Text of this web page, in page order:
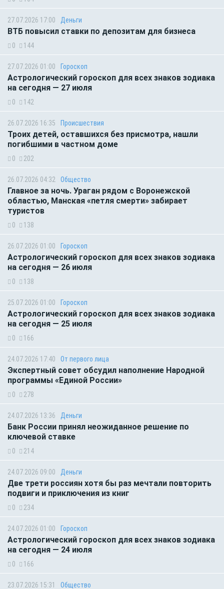
27.07.2026 17:00 Деньги
ВТБ повысил ставки по депозитам для бизнеса
0 144
27.07.2026 01:00 Гороскоп
Астрологический гороскоп для всех знаков зодиака
на сегодня — 27 июля
0 142
26.07.2026 16:35 Происшествия
Троих детей, оставшихся без присмотра, нашли
погибшими в частном доме
0 202
26.07.2026 04:32 Общество
Главное за ночь. Ураган рядом с Воронежской
областью, Манская «петля смерти» забирает
туристов
0 138
26.07.2026 01:00 Гороскоп
Астрологический гороскоп для всех знаков зодиака
на сегодня — 26 июля
0 138
25.07.2026 01:00 Гороскоп
Астрологический гороскоп для всех знаков зодиака
на сегодня — 25 июля
0 166
24.07.2026 17:40 От первого лица
Экспертный совет обсудил наполнение Народной
программы «Единой России»
0 278
24.07.2026 13:36 Деньги
Банк России принял неожиданное решение по
ключевой ставке
0 214
24.07.2026 09:00 Деньги
Две трети россиян хотя бы раз мечтали повторить
подвиги и приключения из книг
0 234
24.07.2026 01:00 Гороскоп
Астрологический гороскоп для всех знаков зодиака
на сегодня — 24 июля
0 166
23.07.2026 15:31 Общество